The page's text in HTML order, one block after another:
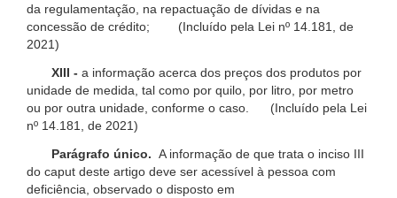
da regulamentação, na repactuação de dívidas e na
concessão de crédito; (Incluído pela Lei nº 14.181, de
2021)
XIII - a informação acerca dos preços dos produtos por
unidade de medida, tal como por quilo, por litro, por metro
ou por outra unidade, conforme o caso. (Incluído pela Lei
nº 14.181, de 2021)
Parágrafo único. A informação de que trata o inciso III
do caput deste artigo deve ser acessível à pessoa com
deficiência, observado o disposto em